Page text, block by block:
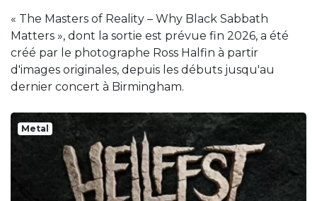
« The Masters of Reality – Why Black Sabbath
Matters », dont la sortie est prévue fin 2026, a été
créé par le photographe Ross Halfin à partir
d'images originales, depuis les débuts jusqu'au
dernier concert à Birmingham.
Metal